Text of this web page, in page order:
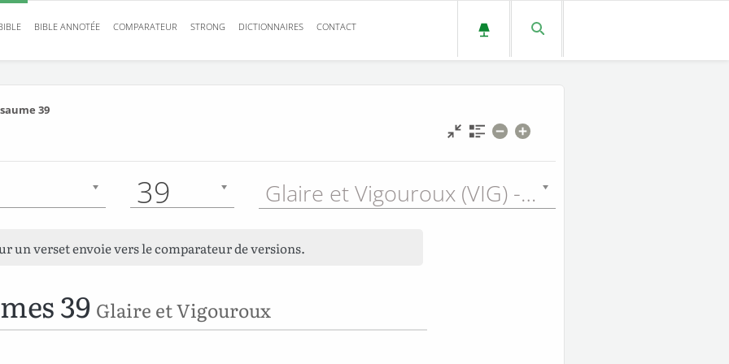
BIBLE ANNOTÉE COMPARATEUR STRONG DICTIONNAIRES CONTACT
39
39 Glaire et Vigouroux (VIG) - 1902
un verset envoie vers le comparateur de versions.
39 Glaire et Vigouroux